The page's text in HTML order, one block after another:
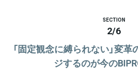
SECTION
2/6
「固定観念に縛られない」変
ジするのが今の